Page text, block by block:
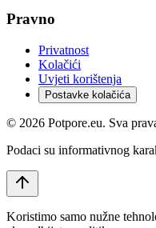
Pravno
Privatnost
Kolačići
Uvjeti korištenja
Postavke kolačića
© 2026 Potpore.eu. Sva
Podaci su informativnog
Koristimo samo nužne